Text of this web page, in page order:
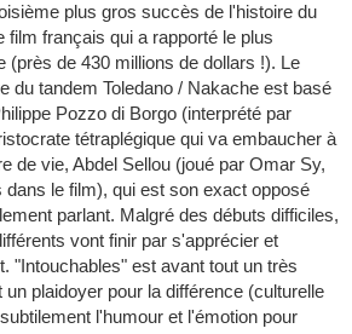
plus gros succès de l'histoire du
film français qui a rapporté le plus
(près de 430 millions de dollars !). Le
du tandem Toledano / Nakache est basé
Pozzo di Borgo (interprété par
tétraplégique qui va embaucher à
de vie, Abdel Sellou (joué par Omar Sy,
le film), qui est son exact opposé
parlant. Malgré des débuts difficiles,
vont finir par s'apprécier et
"Intouchables" est avant tout un très
plaidoyer pour la différence (culturelle
l'humour et l'émotion pour